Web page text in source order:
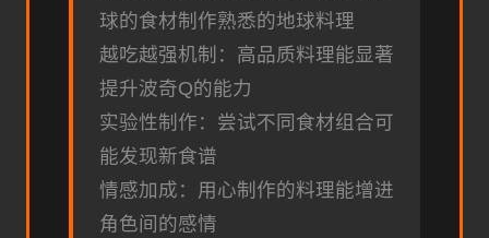
球的食材制作熟悉的地球料理
越吃越强机制：高品质料理能显著
提升波奇Q的能力
实验性制作：尝试不同食材组合可
能发现新食谱
情感加成：用心制作的料理能增进
角色间的感情